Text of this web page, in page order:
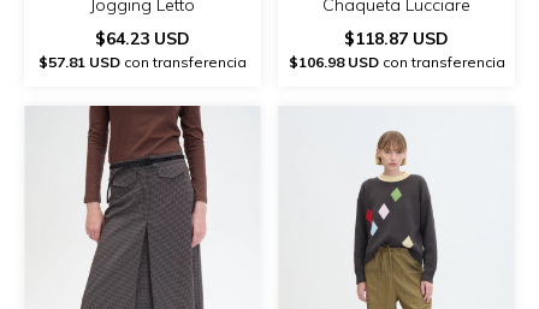
Jogging Letto
$64.23 USD
$57.81 USD con transferencia
Chaqueta Lucciare
$118.87 USD
$106.98 USDcon transferencia